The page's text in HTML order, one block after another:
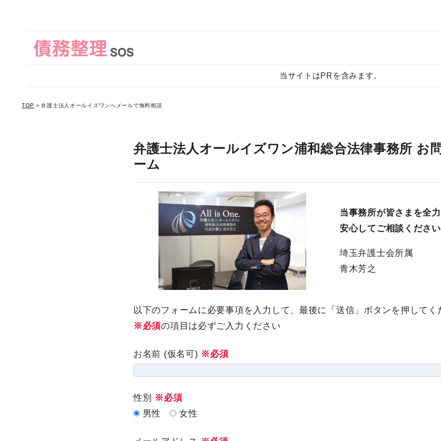
当サイトはPRを含みます。
TOP >弁護士法人オールイズワンへメールで無料相談
弁護士法人オールイズワン浦和総合法律事務所 お
ーム
埼玉弁護士会所属
青木芳之
当事務所が皆さまを全
安心してご相談ください
以下のフォームに必要事項を入力して、最後に「送信」ボタンを押してく
※必須の項目は必ずご入力ください
お名前 (仮名可) ※必須
性別 ※必須
男性
女性